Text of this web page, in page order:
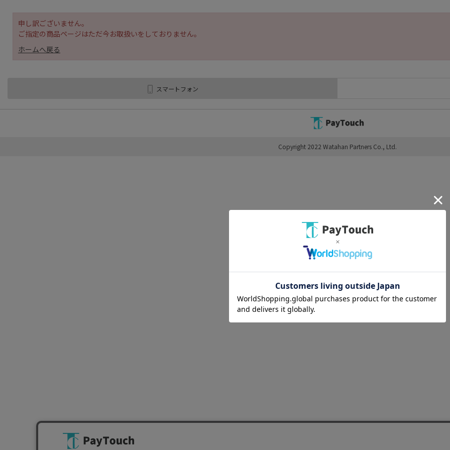
申し訳ございません。
ご指定の商品ページはただ今お取扱いをしておりません。
ホームへ戻る
スマートフォン
Copyright 2022 Watahan Partners Co., Ltd.